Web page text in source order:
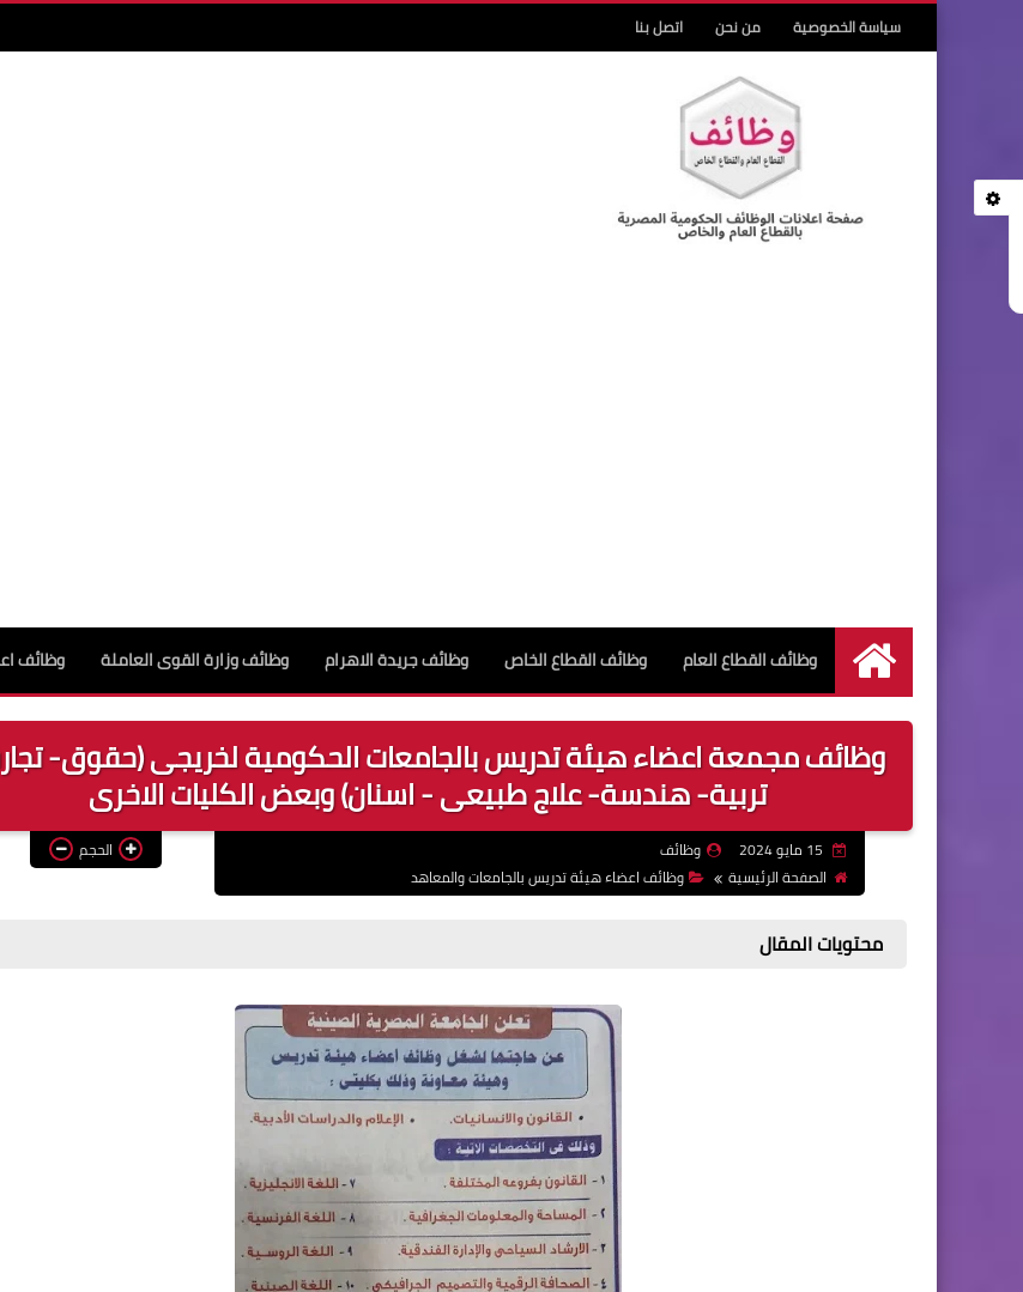
سياسة الخصوصية من نحن اتصل بنا
الرئيسية
وظائف القطاع العام وظائف القطاع الخاص وظائف جريدة الاهرام وظائف وزارة القوى العاملة وظائف
وظائف مجمعة اعضاء هيئة تدريس بالجامعات الحكومية لخريجى (حقوق-
تربية- هندسة- علاج طبيعى - اسنان) وبعض الكليات الاخرى
وظائف
الصفحة الرئيسية
وظائف اعضاء هيئة تدريس بالجامعات والمعاهد
الحجم
محتويات المقال